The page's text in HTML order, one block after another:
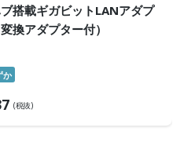
搭載ギガビットLANアダプ
換アダプター付）
か
(税抜)